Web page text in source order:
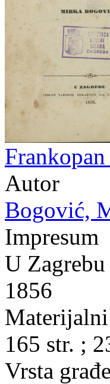
Autor
Bogović,
Impresum
U
1856
165 str. ;
Vrsta građe